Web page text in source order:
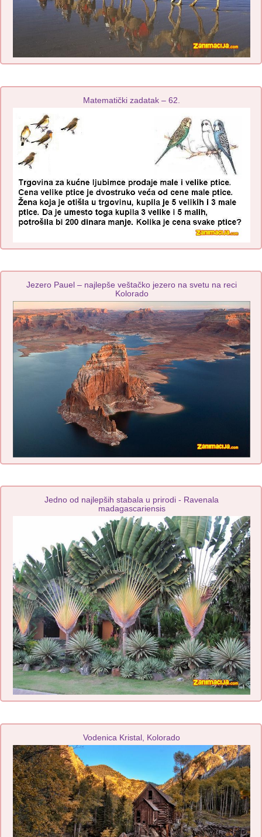
Matematički zadatak – 62.
Jezero Pauel – najlepše veštačko jezero na svetu na reci
Kolorado
Jedno od najlepših stabala u prirodi - Ravenala
madagascariensis
Vodenica Kristal, Kolorado